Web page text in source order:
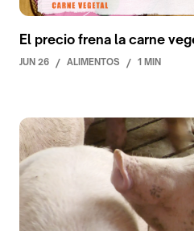
El precio frena la carne
JUN 26 / ALIMENTOS / 1 MIN